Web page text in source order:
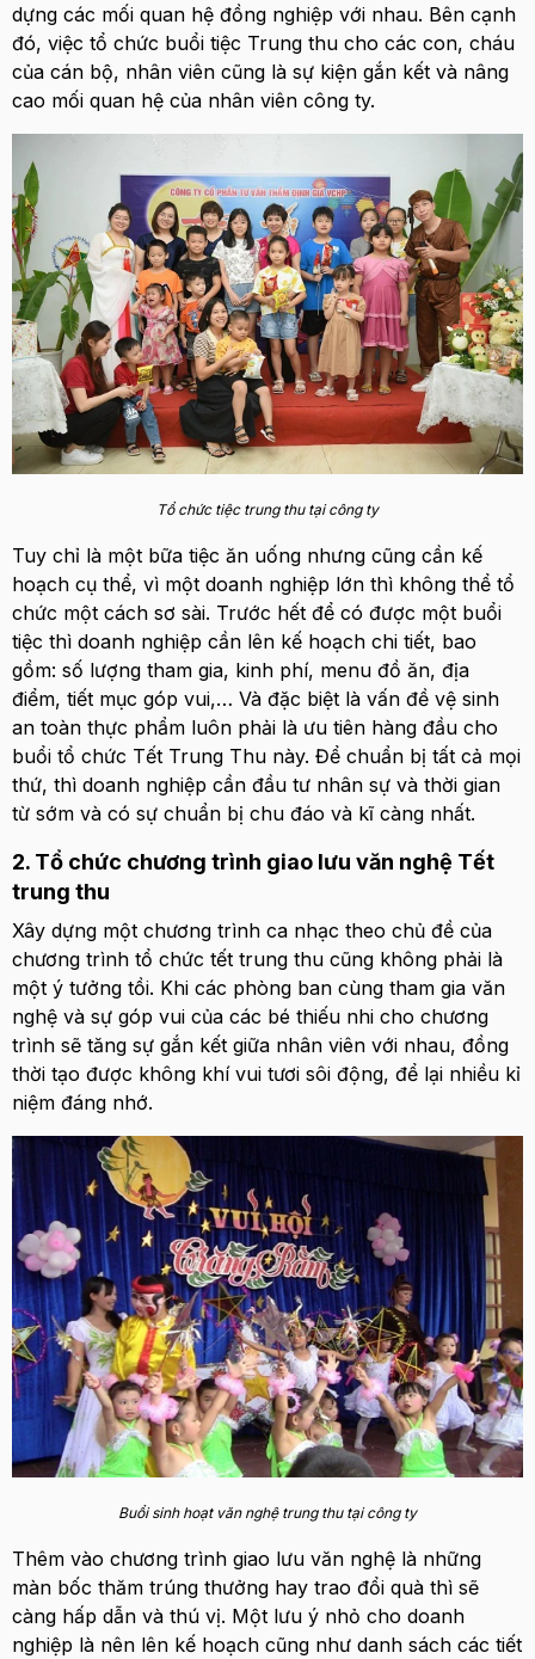
dựng các mối quan hệ đồng nghiệp với nhau. Bên cạnh
đó, việc tổ chức buổi tiệc Trung thu cho các con, cháu
của cán bộ, nhân viên cũng là sự kiện gắn kết và nâng
cao mối quan hệ của nhân viên công ty.
Tổ chức tiệc trung thu tại công ty
Tuy chỉ là một bữa tiệc ăn uống nhưng cũng cần kế
hoạch cụ thể, vì một doanh nghiệp lớn thì không thể tổ
chức một cách sơ sài. Trước hết để có được một buổi
tiệc thì doanh nghiệp cần lên kế hoạch chi tiết, bao
gồm: số lượng tham gia, kinh phí, menu đồ ăn, địa
điểm, tiết mục góp vui,… Và đặc biệt là vấn đề vệ sinh
an toàn thực phẩm luôn phải là ưu tiên hàng đầu cho
buổi tổ chức Tết Trung Thu này. Để chuẩn bị tất cả mọi
thứ, thì doanh nghiệp cần đầu tư nhân sự và thời gian
từ sớm và có sự chuẩn bị chu đáo và kĩ càng nhất.
2. Tổ chức chương trình giao lưu văn nghệ Tết
trung thu
Xây dựng một chương trình ca nhạc theo chủ đề của
chương trình tổ chức tết trung thu cũng không phải là
một ý tưởng tồi. Khi các phòng ban cùng tham gia văn
nghệ và sự góp vui của các bé thiếu nhi cho chương
trình sẽ tăng sự gắn kết giữa nhân viên với nhau, đồng
thời tạo được không khí vui tươi sôi động, để lại nhiều kỉ
niệm đáng nhớ.
Buổi sinh hoạt văn nghệ trung thu tại công ty
Thêm vào chương trình giao lưu văn nghệ là những
màn bốc thăm trúng thưởng hay trao đổi quà thì sẽ
càng hấp dẫn và thú vị. Một lưu ý nhỏ cho doanh
nghiệp là nên lên kế hoạch cũng như danh sách các tiết